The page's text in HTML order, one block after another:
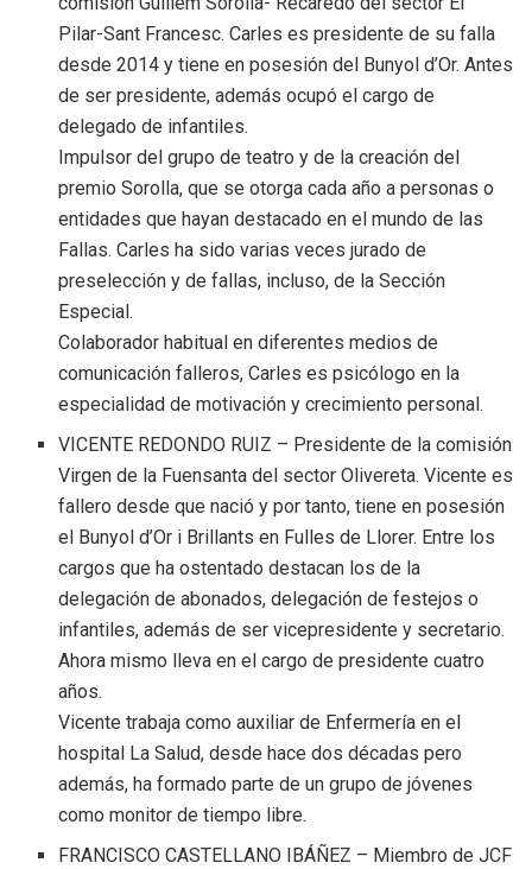
Pilar-Sant Francesc. Carles es presidente de su falla
desde 2014 y tiene en posesión del Bunyol d’Or. Antes
de ser presidente, además ocupó el cargo de
delegado de infantiles.
Impulsor del grupo de teatro y de la creación del
premio Sorolla, que se otorga cada año a personas o
entidades que hayan destacado en el mundo de las
Fallas. Carles ha sido varias veces jurado de
preselección y de fallas, incluso, de la Sección
Especial.
Colaborador habitual en diferentes medios de
comunicación falleros, Carles es psicólogo en la
especialidad de motivación y crecimiento personal.
VICENTE REDONDO RUIZ – Presidente de la comisión
Virgen de la Fuensanta del sector Olivereta. Vicente es
fallero desde que nació y por tanto, tiene en posesión
el Bunyol d’Or i Brillants en Fulles de Llorer. Entre los
cargos que ha ostentado destacan los de la
delegación de abonados, delegación de festejos o
infantiles, además de ser vicepresidente y secretario.
Ahora mismo lleva en el cargo de presidente cuatro
años.
Vicente trabaja como auxiliar de Enfermería en el
hospital La Salud, desde hace dos décadas pero
además, ha formado parte de un grupo de jóvenes
como monitor de tiempo libre.
FRANCISCO CASTELLANO IBÁÑEZ – Miembro de JCF